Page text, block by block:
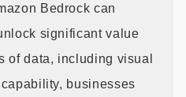
Bedrock can
significant value
of data, including visual
businesses